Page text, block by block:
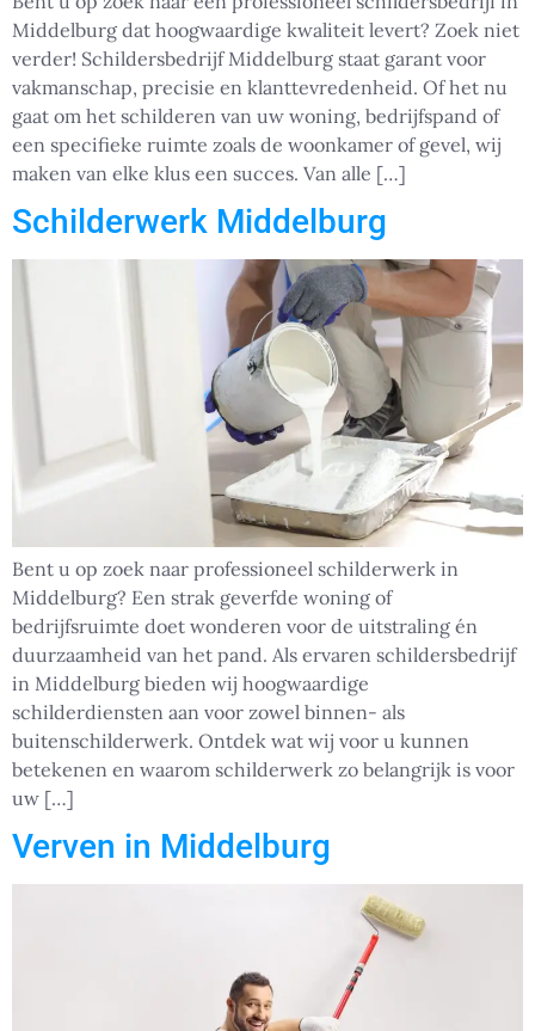
Middelburg dat hoogwaardige kwaliteit levert? Zoek niet
verder! Schildersbedrijf Middelburg staat garant voor
vakmanschap, precisie en klanttevredenheid. Of het nu
gaat om het schilderen van uw woning, bedrijfspand of
een specifieke ruimte zoals de woonkamer of gevel, wij
maken van elke klus een succes. Van alle […]
Schilderwerk Middelburg
Bent u op zoek naar professioneel schilderwerk in
Middelburg? Een strak geverfde woning of
bedrijfsruimte doet wonderen voor de uitstraling én
duurzaamheid van het pand. Als ervaren schildersbedrijf
in Middelburg bieden wij hoogwaardige
schilderdiensten aan voor zowel binnen- als
buitenschilderwerk. Ontdek wat wij voor u kunnen
betekenen en waarom schilderwerk zo belangrijk is voor
uw […]
Verven in Middelburg